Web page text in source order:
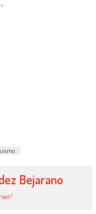
Bejarano, miembro de
Bejarano